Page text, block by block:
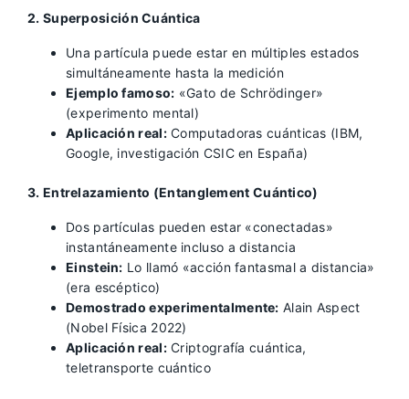
2. Superposición Cuántica
Una partícula puede estar en múltiples estados
simultáneamente hasta la medición
Ejemplo famoso: «Gato de Schrödinger»
(experimento mental)
Aplicación real:Computadoras cuánticas (IBM,
Google, investigación CSIC en España)
3. Entrelazamiento (Entanglement Cuántico)
Dos partículas pueden estar «conectadas»
instantáneamente incluso a distancia
Einstein: Lo llamó «acción fantasmal a distancia»
(era escéptico)
Demostrado experimentalmente: Alain Aspect
(Nobel Física 2022)
Aplicación real:Criptografía cuántica,
teletransporte cuántico